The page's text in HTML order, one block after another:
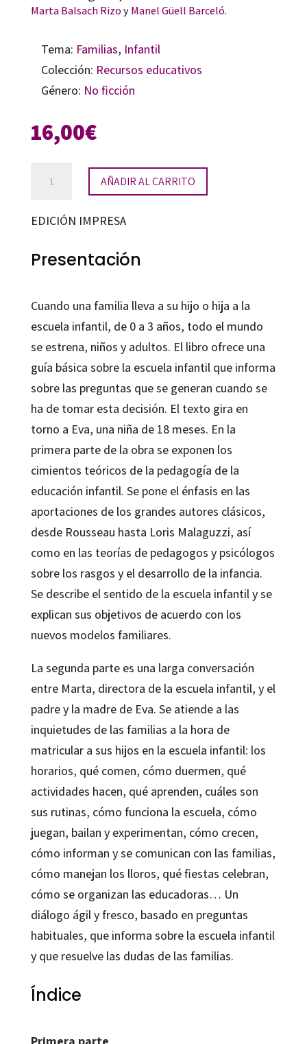
Marta Balsach RizoyManel Güell Barceló.
Tema: Familias, Infantil
Colección: Recursos educativos
Género: No ficción
16,00€
estrenamos
en
escuela
AÑADIR AL CARRITO
EDICIÓN IMPRESA
Presentación
Cuando una familia lleva a su hijo o hija a la
escuela infantil, de 0 a 3 años, todo el mundo
se estrena, niños y adultos. El libro ofrece una
guía básica sobre la escuela infantil que informa
sobre las preguntas que se generan cuando se
ha de tomar esta decisión. El texto gira en
torno a Eva, una niña de 18 meses. En la
primera parte de la obra se exponen los
cimientos teóricos de la pedagogía de la
educación infantil. Se pone el énfasis en las
aportaciones de los grandes autores clásicos,
desde Rousseau hasta Loris Malaguzzi, así
como en las teorías de pedagogos y psicólogos
sobre los rasgos y el desarrollo de la infancia.
Se describe el sentido de la escuela infantil y se
explican sus objetivos de acuerdo con los
nuevos modelos familiares.
La segunda parte es una larga conversación
entre Marta, directora de la escuela infantil, y el
padre y la madre de Eva. Se atiende a las
inquietudes de las familias a la hora de
matricular a sus hijos en la escuela infantil: los
horarios, qué comen, cómo duermen, qué
actividades hacen, qué aprenden, cuáles son
sus rutinas, cómo funciona la escuela, cómo
juegan, bailan y experimentan, cómo crecen,
cómo informan y se comunican con las familias,
cómo manejan los lloros, qué fiestas celebran,
cómo se organizan las educadoras… Un
diálogo ágil y fresco, basado en preguntas
habituales, que informa sobre la escuela infantil
y que resuelve las dudas de las familias.
Índice
Primera parte